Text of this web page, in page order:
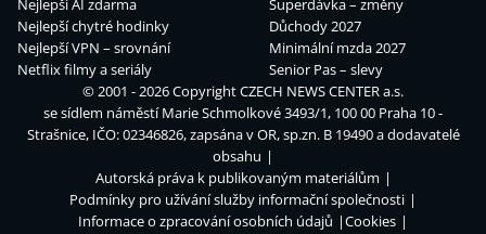
Nejlepší AI zdarma
Nejlepší chytré hodinky
Nejlepší VPN – srovnání
Netflix filmy a seriály
Superdávka – změny
Důchody 2027
Minimální mzda 2027
Senior Pas – slevy
© 2001 - 2026 CopyrightCZECH NEWS CENTER a.s.
se sídlem náměstí Marie Schmolkové 3493/1, 100 00 Praha 10 -
Strašnice, IČO: 02346826, zapsána v OR, sp.zn. B 19490 a dodavatelé
obsahu
Autorská práva k publikovaným materiálům
Podmínky pro užívání služby informační společnosti
Informace o zpracování osobních údajů
Cookies